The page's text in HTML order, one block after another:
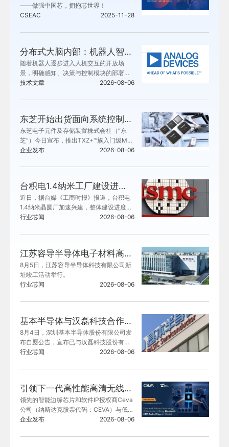
——做强中国芯，拥抱芯世界！
CSEAC
2025-11-28
分布式大脑内部：机器人智能的载体
随着机器人逐步进入人机交互的开放场
景，明确感知、决策与控制模块的部署位
置，对设备的稳定性、安全性、响应能力
一项核心的全身控制难题：所有关节、传
体平衡并完成定向动作。一旦协同机制失
效，机器人便会摔倒。
技术文章 2026-08-06
东芝开始出货面向系统控制应用的TXZ+™族入门级M4V组
东芝电子元件及存储装置株式会社（“东
芝”）今日宣布，推出TXZ+™族入门级M4
V组标准微控制器[1] 。该系列产品搭载带
M4内核，可增强IoT设备和工业设备中的
工程样品。
企业发布 2026-08-06
台积电1.4纳米工厂建设进度提前
近日，据台媒《工商时报》报道，台积电
1.4纳米晶圆厂加速兴建，整体建设进度较
原定计划提前。
行业芯闻 2026-08-06
江苏容导半导体电子材料高纯储运装备项目预计今年三季度投入运营
8月5日，江苏容导半导体科技有限公司新
址竣工活动举行。
行业芯闻
2026-08-06
基本半导体与汉磊科技合作加快8英寸碳化硅晶圆开发及量产
8月4日，深圳基本半导体股份有限公司发
布自愿公告，宣布已与汉磊科技股份有限
公司达成战略合作。双方将在前期长期合
及量产。
行业芯闻 2026-08-06
引领下一代高性能高清无线音频， 炬芯科技ATS296X重磅搭载Ceva蓝牙HDT平台
领先的智能边缘芯片和软件IP授权商Ceva
公司（纳斯达克股票代码：CEVA）与低功
耗AIoT无线音频芯片设计领军企业炬芯科
载Ceva-Waves™蓝牙高数据吞吐量（HD
企业发布 2026-08-06